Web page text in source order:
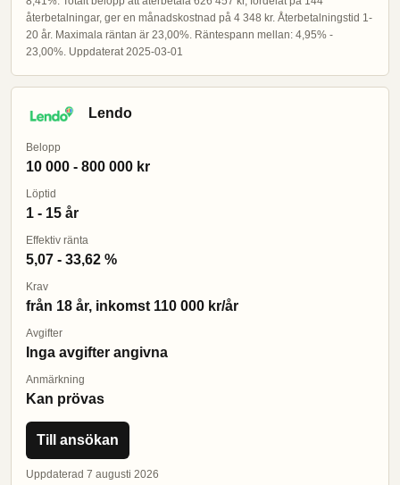
återbetalningar, ger en månadskostnad på 4 348 kr. Återbetalningstid 1-
20 år. Maximala räntan är 23,00%. Räntespann mellan: 4,95% -
23,00%. Uppdaterat 2025-03-01
Lendo
Belopp
10 000 - 800 000 kr
Löptid
1 - 15 år
Effektiv ränta
5,07 - 33,62 %
Krav
från 18 år, inkomst 110 000 kr/år
Avgifter
Inga avgifter angivna
Anmärkning
Kan prövas
Till ansökan
Uppdaterad 7 augusti 2026